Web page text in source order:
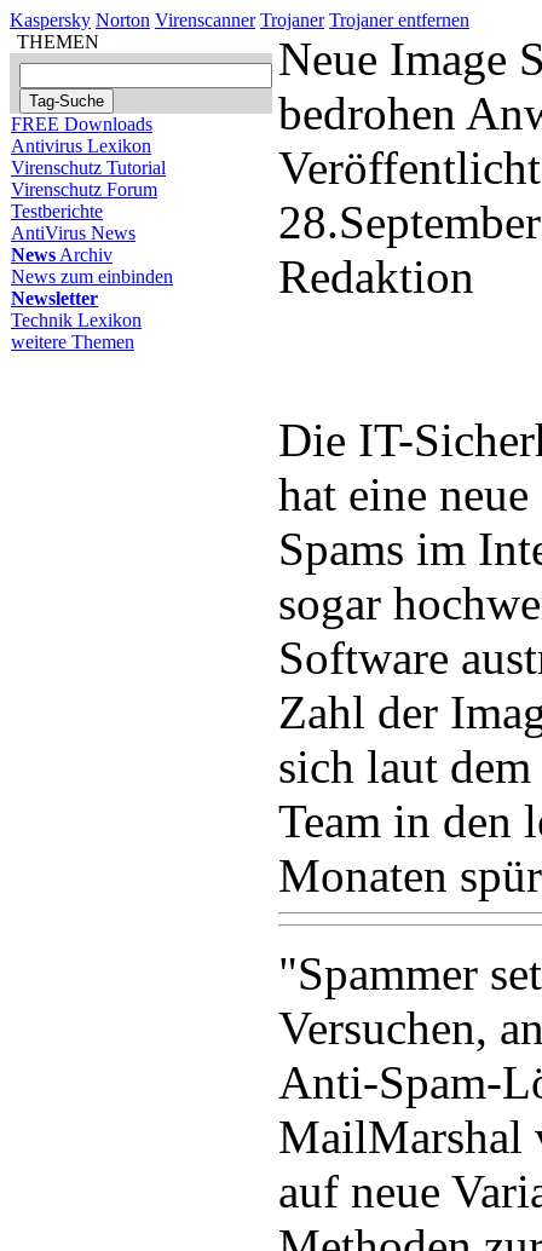
Kaspersky Norton Virenscanner Trojaner Trojaner entfernen
THEMEN
FREE Downloads
Antivirus Lexikon
Virenschutz Tutorial
Virenschutz Forum
Testberichte
AntiVirus News
News Archiv
News zum einbinden
Newsletter
Technik Lexikon
weitere Themen
Neue Image
bedrohen
Redaktion
Die IT-
hat eine
Spams im
sogar
Software
Zahl der
sich laut
Team in den
Monaten
"Spammer
Versuchen,
Anti-Spam-
MailMarshal
auf neue